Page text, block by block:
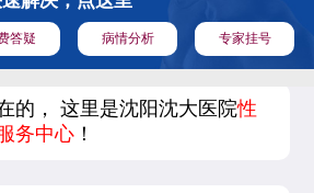
答疑 病情分析 专家挂号
的， 这里是沈阳沈大医院性
务中心 ！